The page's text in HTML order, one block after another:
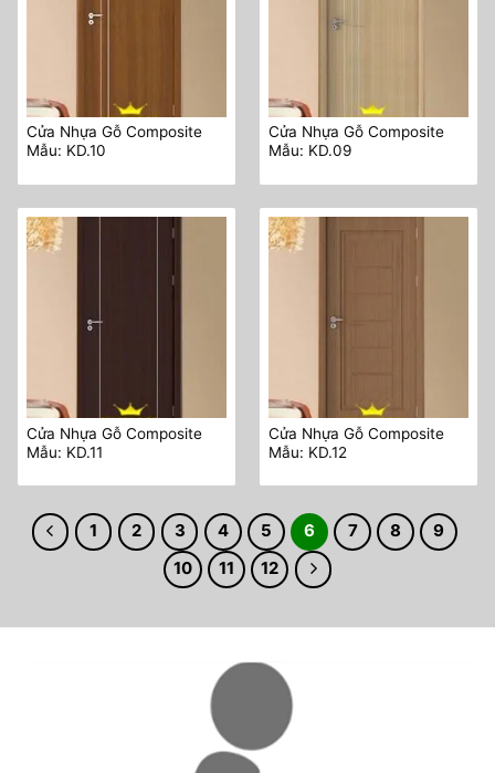
Cửa Nhựa Gỗ Composite
Mẫu: KD.10
Cửa Nhựa Gỗ Composite
Mẫu: KD.09
Cửa Nhựa Gỗ Composite
Mẫu: KD.11
Cửa Nhựa Gỗ Composite
Mẫu: KD.12
1 2 3 4 5 6 7 8
9
10
11 12